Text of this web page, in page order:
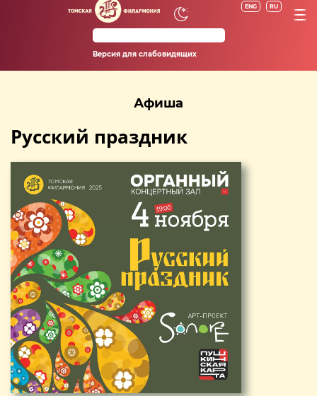
ENG RU
Версия для слабовидящих
Афиша
Русский праздник